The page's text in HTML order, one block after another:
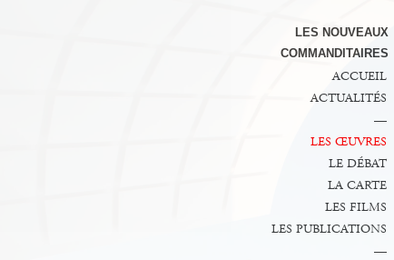
LES NOUVEAUX
COMMANDITAIRES
ACCUEIL
ACTUALITÉS
—
LES ŒUVRES
LE DÉBAT
LA CARTE
LES FILMS
LES PUBLICATIONS
—